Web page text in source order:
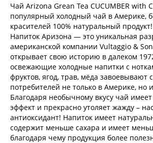
Чай Arizona Grean Tea CUCUMBER with
популярный холодный чай в Америке,
красителей 100% натуральный продукт!
Напиток Аризона — это уникальная
американской компании Vultaggio &
открывает свою историю в далеком
освежающие холодные напитки с
фруктов, ягод, трав, мёда завоевывают
потребителей не только в Америке, но
Благодаря необычному вкусу чай
эффект и прекрасно утоляет жажду –
антиоксидант! Напиток имеет
содержит меньше сахара и имеет
благодаря чему продукция более